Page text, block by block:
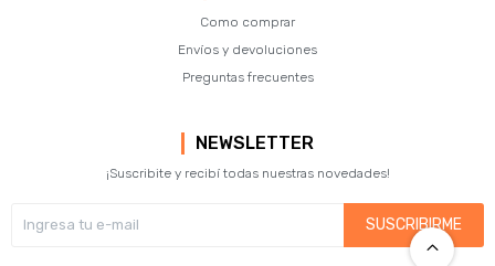
Como comprar
Envíos y devoluciones
Preguntas frecuentes
NEWSLETTER
¡Suscribite y recibí todas nuestras novedades!
SUSCRIBIRME